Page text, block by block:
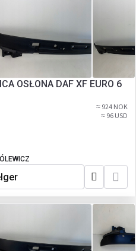
OSŁONA DAF XF EURO 6
≈ 924 NOK
≈ 96 USD